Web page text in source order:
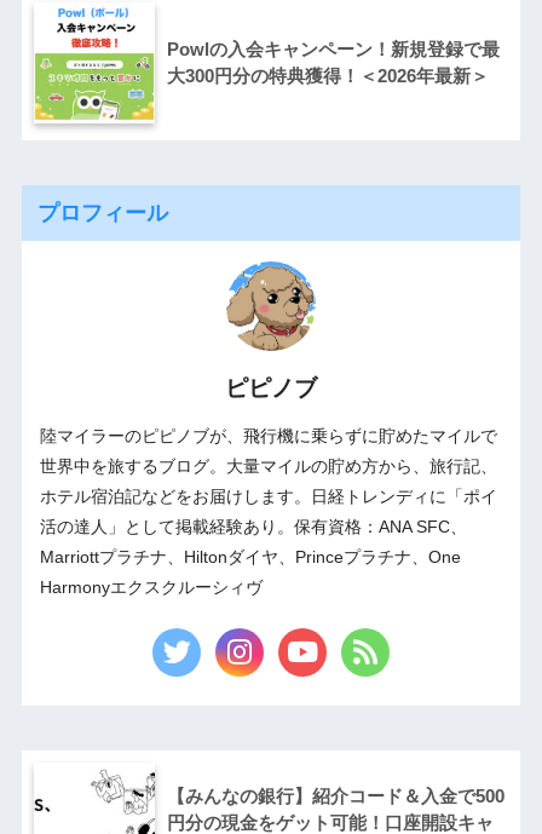
Powlの入会キャンペーン！新規登録で最
大300円分の特典獲得！＜2026年最新＞
プロフィール
ピピノブ
陸マイラーのピピノブが、飛行機に乗らずに貯めたマイルで
世界中を旅するブログ。大量マイルの貯め方から、旅行記、
ホテル宿泊記などをお届けします。日経トレンディに「ポイ
活の達人」として掲載経験あり。保有資格：ANA SFC、
Marriottプラチナ、Hiltonダイヤ、Princeプラチナ、One
Harmonyエクスクルーシィヴ
【みんなの銀行】紹介コード＆入金で500
円分の現金をゲット可能！口座開設キャ